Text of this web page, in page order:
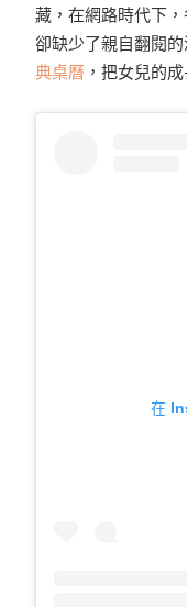
藏，在網路時代下
卻缺少了親自翻閱
典桌曆 ，把女兒的
在